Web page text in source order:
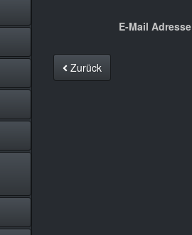
E-Mail Adresse
Zurück